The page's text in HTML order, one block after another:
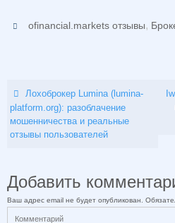
ofinancial.markets отзывы,
Лохоброкер Lumina (lumina-
platform.org): разоблачение
мошенничества и реальные
отзывы пользователей
Добавить
Ваш адрес email не будет опубликован.